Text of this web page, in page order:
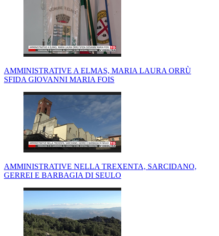
AMMINISTRATIVE A ELMAS, MARIA LAURA ORRÙ
SFIDA GIOVANNI MARIA FOIS
AMMINISTRATIVE NELLA TREXENTA, SARCIDANO,
GERREI E BARBAGIA DI SEULO